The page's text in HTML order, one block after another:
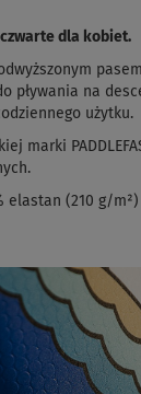
dla kobiet.
pływania na
użytku.
marki
elastan (210 g/m²)